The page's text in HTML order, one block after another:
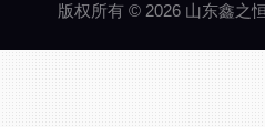
版权所有 © 2026 山东鑫之